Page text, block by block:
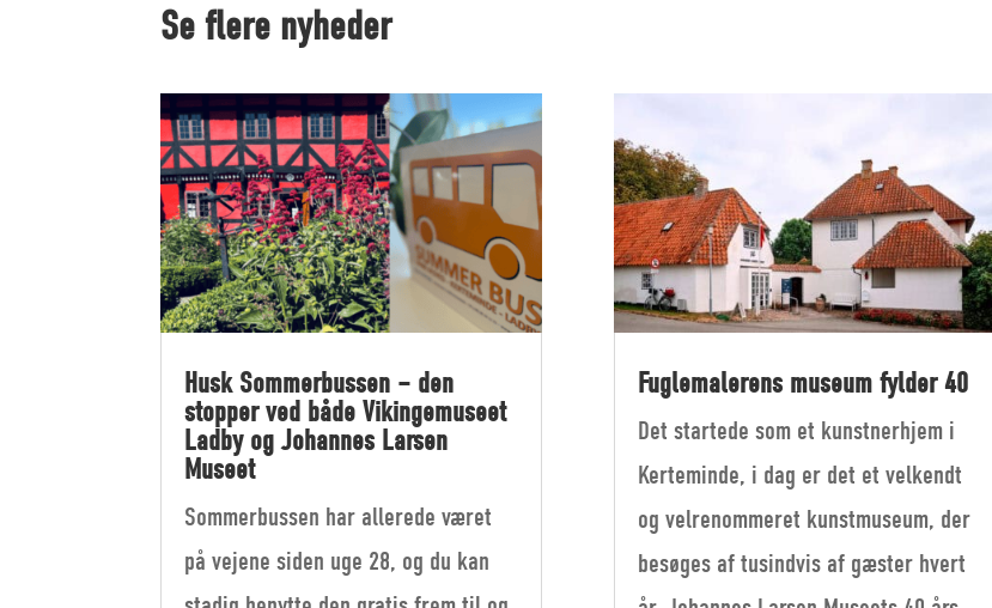
Se flere nyheder
Husk Sommerbussen – den
stopper ved både Vikingemuseet
Ladby og Johannes Larsen
Museet
Sommerbussen har allerede været
på vejene siden uge 28, og du kan
Fuglemalerens museum fylder 40
Det startede som et kunstnerhjem i
Kerteminde, i dag er det et velkendt
og velrenommeret kunstmuseum, der
besøges af tusindvis af gæster hvert